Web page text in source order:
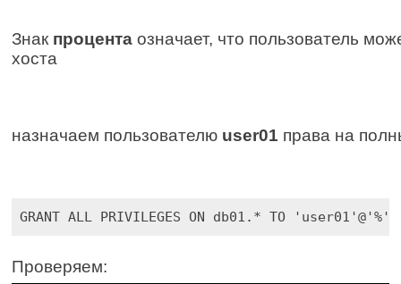
Знак процента означает, что пользователь
хоста
назначаем пользователю user01 права на
GRANT ALL PRIVILEGES ON db01.* TO 'user01'@'%'
Проверяем: